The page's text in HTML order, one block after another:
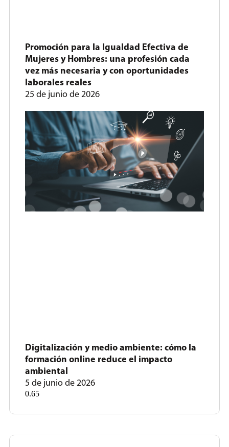
Promoción para la Igualdad Efectiva de
Mujeres y Hombres: una profesión cada
vez más necesaria y con oportunidades
laborales reales
25 de junio de 2026
Digitalización y medio ambiente: cómo la
formación online reduce el impacto
ambiental
5 de junio de 2026